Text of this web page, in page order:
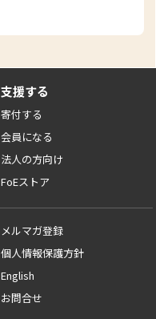
支援する
寄付する
会員になる
法人の方向け
FoEストア
メルマガ登録
個人情報保護方針
English
お問合せ